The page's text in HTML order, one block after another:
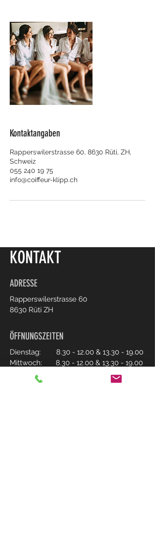
Kontaktangaben
Rapperswilerstrasse 60, 8630 Rüti, ZH,
Schweiz
055 240 19 75
info@coiffeur-klipp.ch
KONTAKT
ADRESSE
Rapperswilerstrasse 60
8630 Rüti ZH
ÖFFNUNGSZEITEN
Dienstag: 8.30 - 12.00 & 13.30 - 19.00
Mittwoch: 8.30 - 12.00 & 13.30 - 19.00
Donnerstag:
13.30 - 19.00
Freitag:
13.30 - 19.00